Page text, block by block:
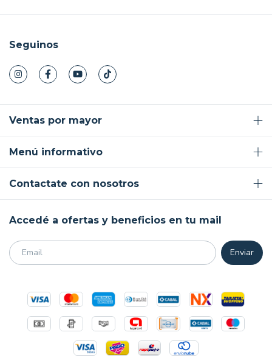
Seguinos
Ventas por mayor
Menú informativo
Contactate con nosotros
Accedé a ofertas y beneficios en tu mail